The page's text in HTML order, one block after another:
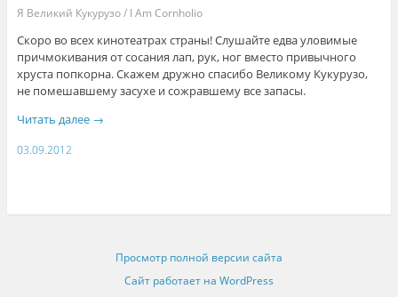
Я Великий Кукурузо / I Am Cornholio
Скоро во всех кинотеатрах страны! Слушайте едва уловимые
причмокивания от сосания лап, рук, ног вместо привычного
хруста попкорна. Скажем дружно спасибо Великому Кукурузо,
не помешавшему засухе и сожравшему все запасы.
Читать далее →
03.09.2012
Просмотр полной версии сайта
Сайт работает на WordPress